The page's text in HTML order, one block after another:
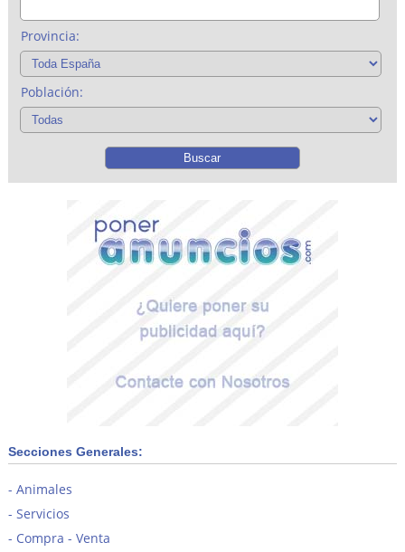
Provincia:
Población:
Secciones Generales:
Animales
Servicios
Compra - Venta